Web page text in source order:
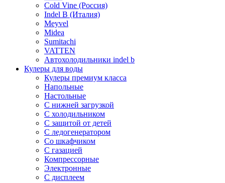
Cold Vine (Россия)
Indel B (Италия)
Meyvel
Midea
Sumitachi
VATTEN
Автохолодильники indel b
Кулеры для воды
Кулеры премиум класса
Напольные
Настольные
С нижней загрузкой
С холодильником
С защитой от детей
С ледогенератором
Со шкафчиком
С газацией
Компрессорные
Электронные
С дисплеем